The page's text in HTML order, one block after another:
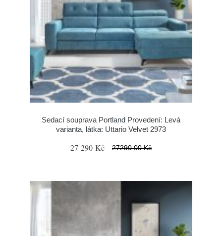
Sedací souprava Portland Provedení: Levá
varianta, látka: Uttario Velvet 2973
27 290 Kč 27290.00 Kč